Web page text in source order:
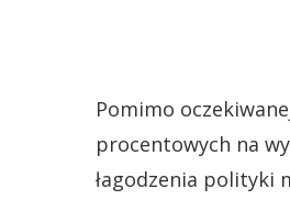
Pomimo
procentowych na
łagodzenia polityki